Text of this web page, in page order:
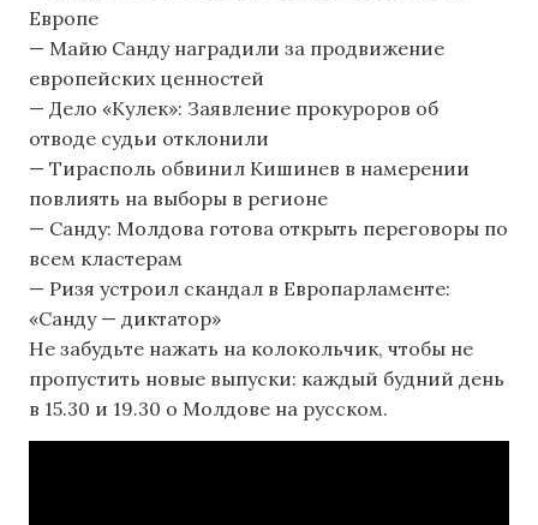
Европе
— Майю Санду наградили за продвижение
европейских ценностей
— Дело «Кулек»: Заявление прокуроров об
отводе судьи отклонили
— Тирасполь обвинил Кишинев в намерении
повлиять на выборы в регионе
— Санду: Молдова готова открыть переговоры по
всем кластерам
— Ризя устроил скандал в Европарламенте:
«Санду — диктатор»
Не забудьте нажать на колокольчик, чтобы не
пропустить новые выпуски: каждый будний день
в 15.30 и 19.30 о Молдове на русском.